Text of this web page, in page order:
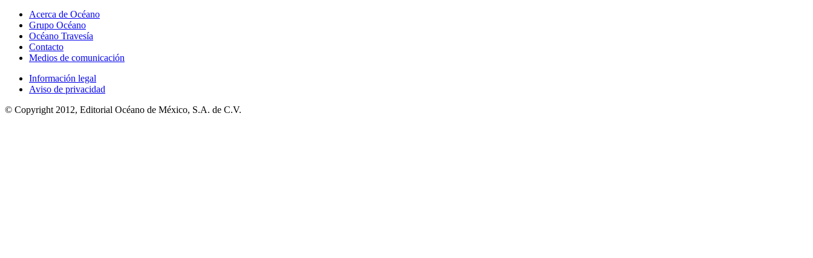
Acerca de Océano
Grupo Océano
Océano Travesía
Contacto
Medios de comunicación
Información legal
Aviso de privacidad
© Copyright 2012, Editorial Océano de México, S.A. de C.V.